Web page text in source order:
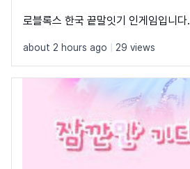
로블록스 한국 끝말잇기 인게임입니다.
about 2 hours ago 29 views